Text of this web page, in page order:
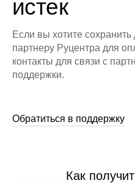
истек
Если вы хотите
партнеру Руцентра для
контакты для связи с
поддержки.
Обратиться в поддержку
Как